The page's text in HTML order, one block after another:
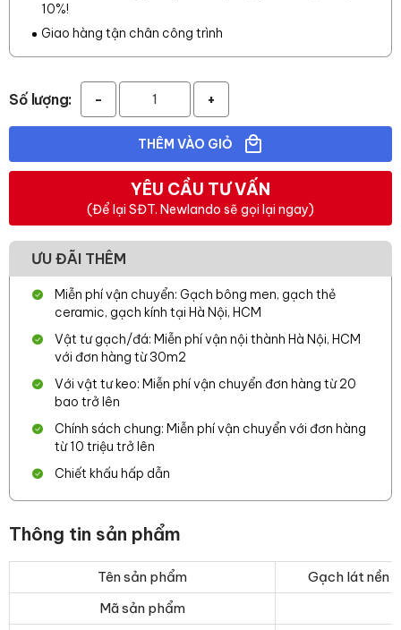
10%!
Giao hàng tận chân công trình
Số lượng: - +
THÊM VÀO GIỎ
YÊU CẦU TƯ VẤN
(Để lại SĐT. Newlando sẽ gọi lại ngay)
ƯU ĐÃI THÊM
Miễn phí vận chuyển: Gạch bông men, gạch thẻ
ceramic, gạch kính tại Hà Nội, HCM
Vật tư gạch/đá: Miễn phí vận nội thành Hà Nội, HCM
với đơn hàng từ 30m2
Với vật tư keo: Miễn phí vận chuyển đơn hàng từ 20
bao trở lên
Chính sách chung: Miễn phí vận chuyển với đơn hàng
từ 10 triệu trở lên
Chiết khấu hấp dẫn
Thông tin sản phẩm
Tên sản phẩm
Gạch lát nền
Mã sản phẩm